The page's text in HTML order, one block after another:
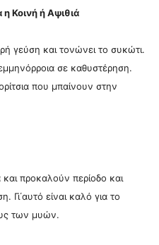
Κοινή ή Αψιθιά
γεύση και τονώνει το συκώτι.
σε καθυστέρηση.
που μπαίνουν στην
προκαλούν περίοδο και
είναι καλό για το
των μυών.